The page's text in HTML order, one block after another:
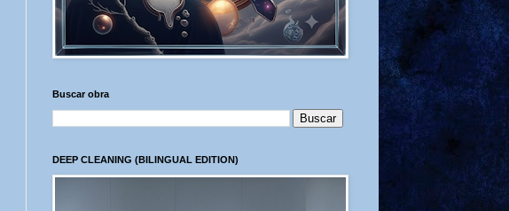
Buscar obra
DEEP CLEANING (BILINGUAL EDITION)